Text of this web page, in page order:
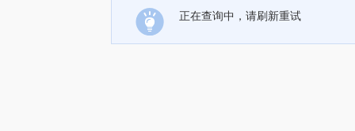
正在查询中，请刷新重试